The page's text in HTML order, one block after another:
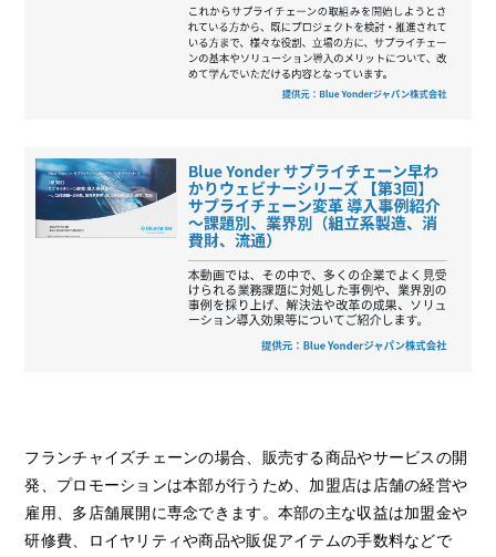
フランチャイズチェーンの場合、販売する商品やサービスの開
発、プロモーションは本部が行うため、加盟店は店舗の経営や
雇用、多店舗展開に専念できます。本部の主な収益は加盟金や
研修費、ロイヤリティや商品や販促アイテムの手数料などで